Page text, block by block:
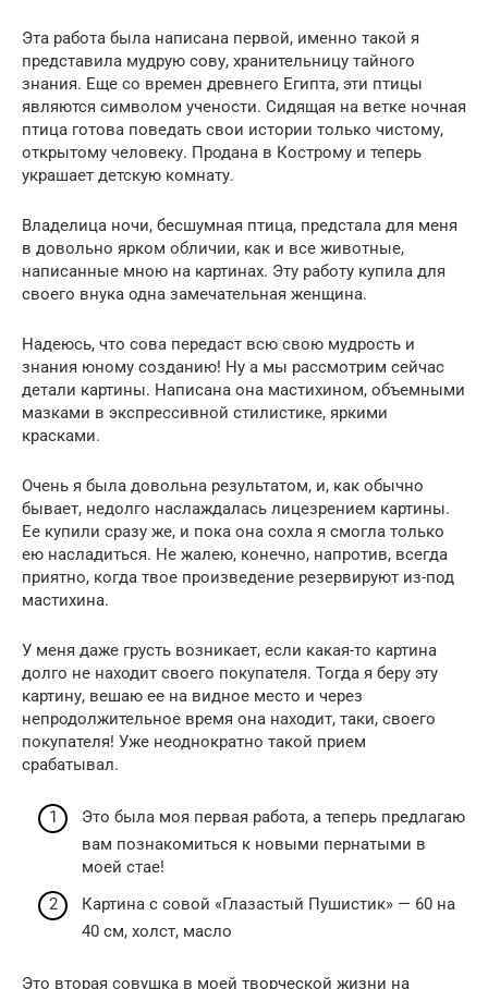
Эта работа была написана первой, именно такой я
представила мудрую сову, хранительницу тайного
знания. Еще со времен древнего Египта, эти птицы
являются символом учености. Сидящая на ветке ночная
птица готова поведать свои истории только чистому,
открытому человеку. Продана в Кострому и теперь
украшает детскую комнату.
Владелица ночи, бесшумная птица, предстала для меня
в довольно ярком обличии, как и все животные,
написанные мною на картинах. Эту работу купила для
своего внука одна замечательная женщина.
Надеюсь, что сова передаст всю свою мудрость и
знания юному созданию! Ну а мы рассмотрим сейчас
детали картины. Написана она мастихином, объемными
мазками в экспрессивной стилистике, яркими
красками.
Очень я была довольна результатом, и, как обычно
бывает, недолго наслаждалась лицезрением картины.
Ее купили сразу же, и пока она сохла я смогла только
ею насладиться. Не жалею, конечно, напротив, всегда
приятно, когда твое произведение резервируют из-под
мастихина.
У меня даже грусть возникает, если какая-то картина
долго не находит своего покупателя. Тогда я беру эту
картину, вешаю ее на видное место и через
непродолжительное время она находит, таки, своего
покупателя! Уже неоднократно такой прием
срабатывал.
Это была моя первая работа, а теперь предлагаю
вам познакомиться к новыми пернатыми в
моей стае!
Картина с совой «Глазастый Пушистик» — 60 на
40 см, холст, масло
Это вторая совушка в моей творческой жизни на